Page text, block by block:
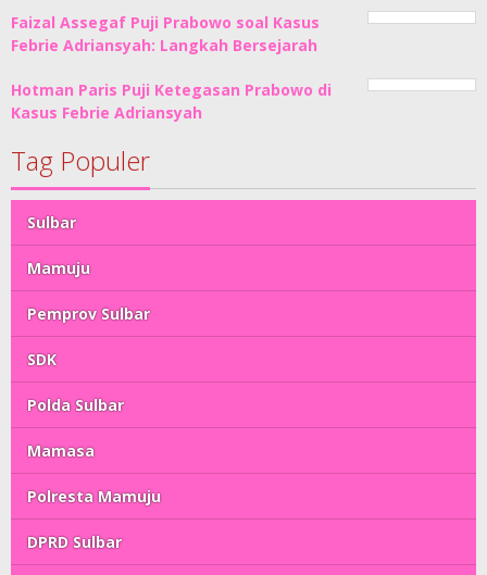
Faizal Assegaf Puji Prabowo soal Kasus
Febrie Adriansyah: Langkah Bersejarah
Hotman Paris Puji Ketegasan Prabowo di
Kasus Febrie Adriansyah
Tag Populer
Sulbar
Mamuju
Pemprov Sulbar
SDK
Polda Sulbar
Mamasa
Polresta Mamuju
DPRD Sulbar